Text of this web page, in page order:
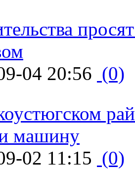
04 20:56 (0)
машину
02 11:15 (0)